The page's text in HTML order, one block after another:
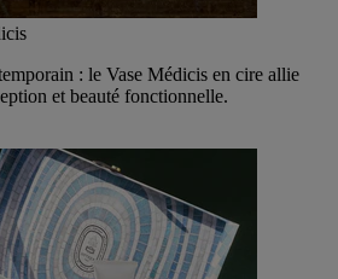
: le Vase Médicis en cire allie
et beauté fonctionnelle.